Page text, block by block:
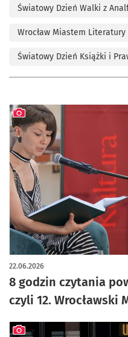
Światowy Dzień Walki z
Wrocław Miastem Literatury
Światowy Dzień Książki i
8 godzin czytania
czyli 12. Wrocławski
22.06.2026
artykuł z galerią zdjęć